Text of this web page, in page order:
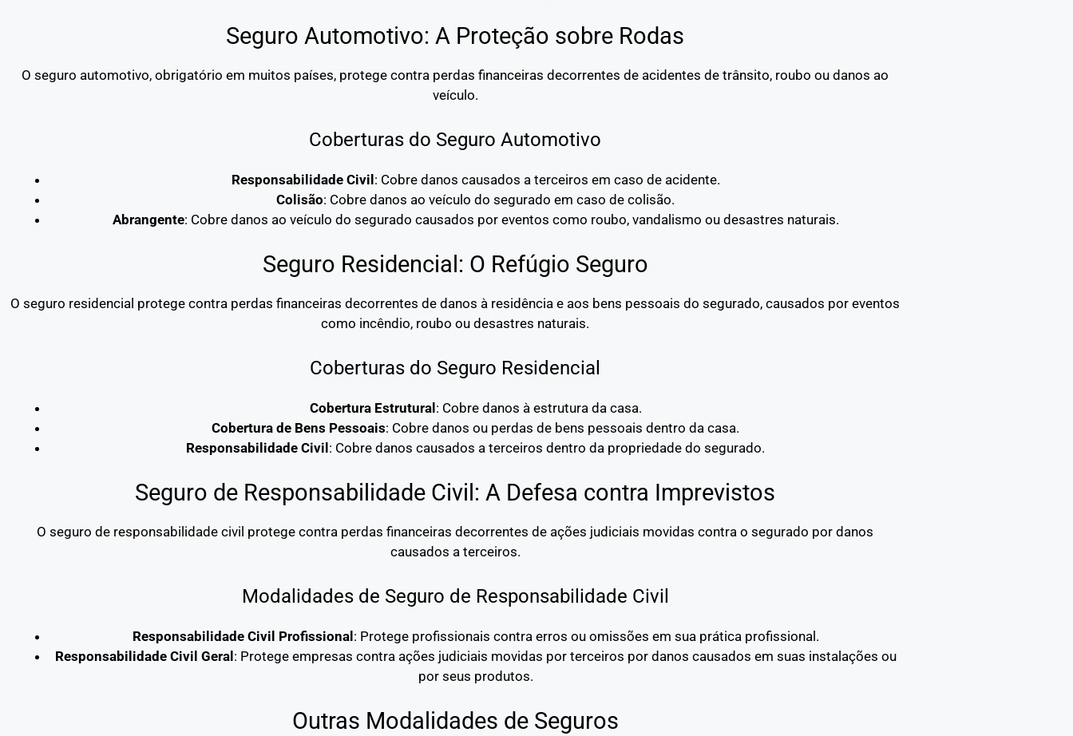
Seguro Automotivo: A Proteção sobre Rodas
O seguro automotivo, obrigatório em muitos países, protege contra perdas financeiras decorrentes de acidentes de trânsito, roubo ou danos ao
veículo.
Coberturas do Seguro Automotivo
Responsabilidade Civil : Cobre danos causados a terceiros em caso de acidente.
Colisão: Cobre danos ao veículo do segurado em caso de colisão.
Abrangente: Cobre danos ao veículo do segurado causados por eventos como roubo, vandalismo ou desastres naturais.
Seguro Residencial: O Refúgio Seguro
O seguro residencial protege contra perdas financeiras decorrentes de danos à residência e aos bens pessoais do segurado, causados por eventos
como incêndio, roubo ou desastres naturais.
Coberturas do Seguro Residencial
Cobertura Estrutural : Cobre danos à estrutura da casa.
Cobertura de Bens Pessoais: Cobre danos ou perdas de bens pessoais dentro da casa.
Responsabilidade Civil : Cobre danos causados a terceiros dentro da propriedade do segurado.
Seguro de Responsabilidade Civil: A Defesa contra Imprevistos
O seguro de responsabilidade civil protege contra perdas financeiras decorrentes de ações judiciais movidas contra o segurado por danos
causados a terceiros.
Modalidades de Seguro de Responsabilidade Civil
Responsabilidade Civil Profissional : Protege profissionais contra erros ou omissões em sua prática profissional.
Responsabilidade Civil Geral : Protege empresas contra ações judiciais movidas por terceiros por danos causados em suas instalações ou
por seus produtos.
Outras Modalidades de Seguros